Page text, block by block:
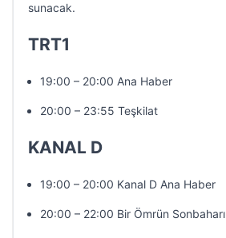
sunacak.
TRT1
19:00 – 20:00 Ana Haber
20:00 – 23:55 Teşkilat
KANAL D
19:00 – 20:00 Kanal D Ana Haber
20:00 – 22:00 Bir Ömrün Sonbaharı